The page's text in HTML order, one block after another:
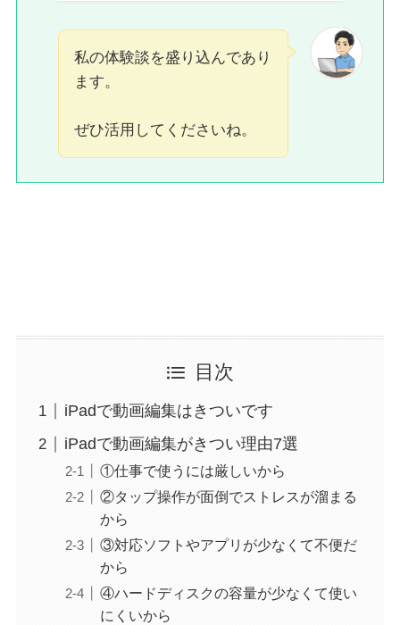
私の体験談を盛り込んであり
ます。
ぜひ活用してくださいね。
目次
iPadで動画編集はきついです
iPadで動画編集がきつい理由7選
①仕事で使うには厳しいから
②タップ操作が面倒でストレスが溜まる
から
③対応ソフトやアプリが少なくて不便だ
から
④ハードディスクの容量が少なくて使い
にくいから